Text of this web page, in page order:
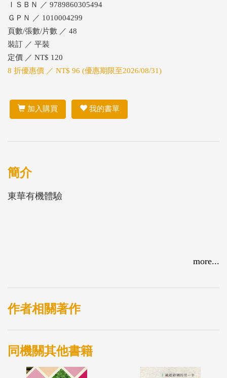
ＩＳＢＮ ／ 9789860305494
ＧＰＮ ／ 1010004299
頁數/張數/片數 ／ 48
裝訂 ／ 平裝
定價 ／ NT$ 120
8 折優惠價 ／ NT$ 96 (優惠期限至2026/08/31)
加入購買 我的書單
簡介
東華有機體驗
more...
作者相關著作
同機關其他書籍